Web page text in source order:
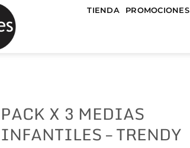
TIENDA PROMOCIONES
PACK X 3 MEDIAS
INFANTILES – TRENDY